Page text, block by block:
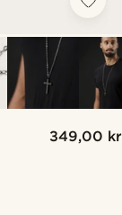
349,00 kr